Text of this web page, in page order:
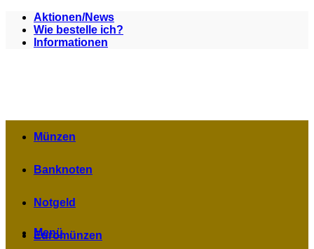
Zum
Inhalt
springen
Aktionen/News
Wie bestelle ich?
Informationen
Menü
Münzen
Banknoten
Notgeld
Euromünzen